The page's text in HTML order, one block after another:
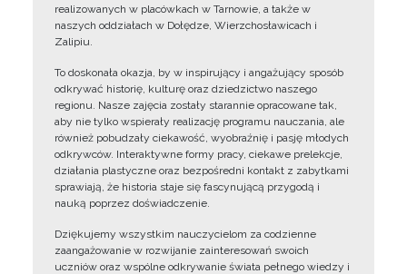
realizowanych w placówkach w Tarnowie, a także w
naszych oddziałach w Dołędze, Wierzchosławicach i
Zalipiu.
To doskonała okazja, by w inspirujący i angażujący sposób
odkrywać historię, kulturę oraz dziedzictwo naszego
regionu. Nasze zajęcia zostały starannie opracowane tak,
aby nie tylko wspierały realizację programu nauczania, ale
również pobudzały ciekawość, wyobraźnię i pasję młodych
odkrywców. Interaktywne formy pracy, ciekawe prelekcje,
działania plastyczne oraz bezpośredni kontakt z zabytkami
sprawiają, że historia staje się fascynującą przygodą i
nauką poprzez doświadczenie.
Dziękujemy wszystkim nauczycielom za codzienne
zaangażowanie w rozwijanie zainteresowań swoich
uczniów oraz wspólne odkrywanie świata pełnego wiedzy i